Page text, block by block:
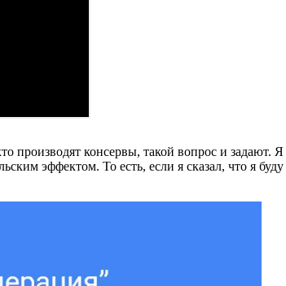
консервы, такой вопрос и задают.
эффектом. То есть, если я сказал, что я